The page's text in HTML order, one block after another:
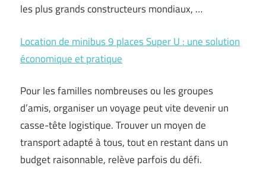
les plus grands constructeurs mondiaux, …
Location de minibus 9 places Super U : une solution
économique et pratique
Pour les familles nombreuses ou les groupes
d’amis, organiser un voyage peut vite devenir un
casse-tête logistique. Trouver un moyen de
transport adapté à tous, tout en restant dans un
budget raisonnable, relève parfois du défi.